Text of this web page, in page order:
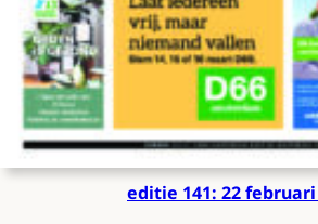
editie 141: 22 februari